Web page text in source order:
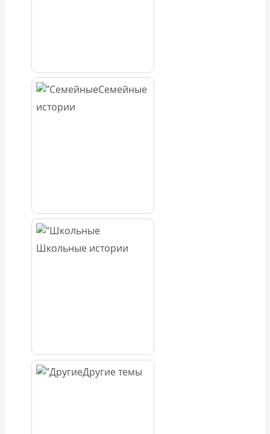
Семейные
истории
Школьные истории
Другие темы